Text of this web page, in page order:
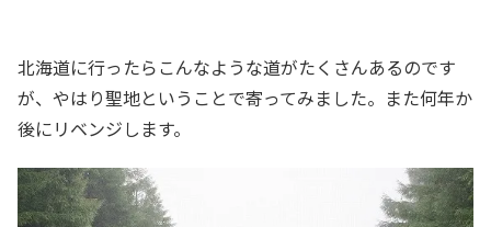
北海道に行ったらこんなような道がたくさんあるのです
が、やはり聖地ということで寄ってみました。また何年か
後にリベンジします。